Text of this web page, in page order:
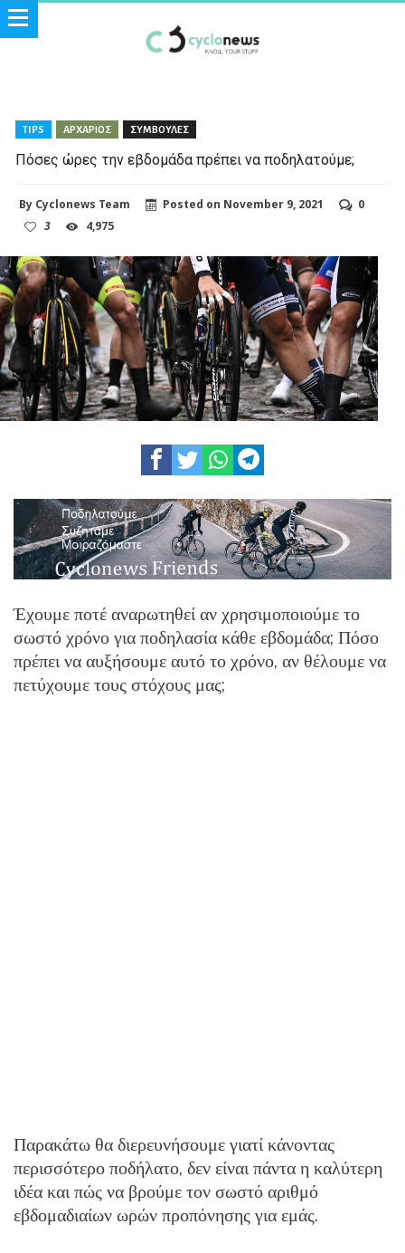
TIPS ΑΡΧΑΡΙΟΣ ΣΥΜΒΟΥΛΕΣ
Πόσες ώρες την εβδομάδα πρέπει να ποδηλατούμε;
By Cyclonews Team Posted on November 9, 2021
0
3
4,975
Έχουμε ποτέ αναρωτηθεί αν χρησιμοποιούμε το
σωστό χρόνο για ποδηλασία κάθε εβδομάδα; Πόσο
πρέπει να αυξήσουμε αυτό το χρόνο, αν θέλουμε να
πετύχουμε τους στόχους μας;
Παρακάτω θα διερευνήσουμε γιατί κάνοντας
περισσότερο ποδήλατο, δεν είναι πάντα η καλύτερη
ιδέα και πώς να βρούμε τον σωστό αριθμό
εβδομαδιαίων ωρών προπόνησης για εμάς.